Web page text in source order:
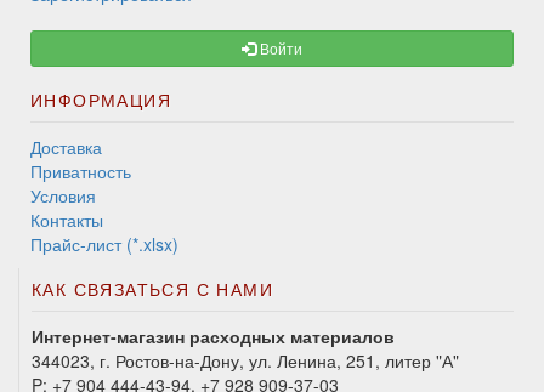
Войти
ИНФОРМАЦИЯ
Доставка
Приватность
Условия
Контакты
Прайс-лист (*.xlsx)
КАК СВЯЗАТЬСЯ С НАМИ
Интернет-магазин расходных материалов
344023, г. Ростов-на-Дону, ул. Ленина, 251, литер "А"
P: +7 904 444-43-94, +7 928 909-37-03